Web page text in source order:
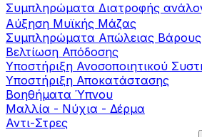
Συμπληρώματα Διατροφής
Αύξηση Μυϊκής Μάζας
Συμπληρώματα Aπώλειας Βάρους
Βελτίωση Απόδοσης
Υποστήριξη Ανοσοποιητικού
Yποστήριξη Αποκατάστασης
Βοηθήματα Ύπνου
Μαλλία - Νύχια - Δέρμα
Αντι-Στρες